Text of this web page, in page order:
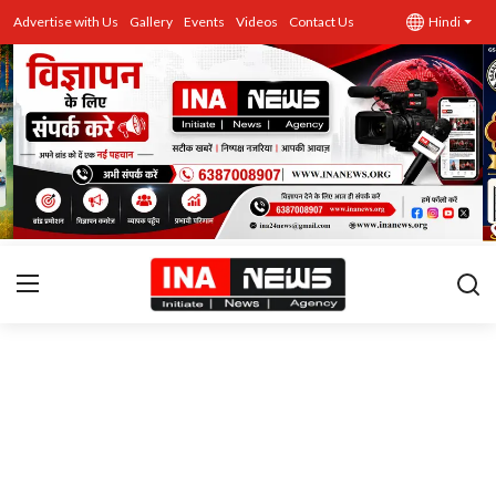
Advertise with Us Gallery Events Videos Contact Us Hindi
उत्तर प्रदेश
Advertise with Us
Events
राज्य